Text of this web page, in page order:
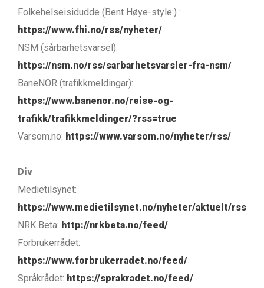
Folkehelseisidudde (Bent Høye-style:) :
https://www.fhi.no/rss/nyheter/
NSM (sårbarhetsvarsel):
https://nsm.no/rss/sarbarhetsvarsler-fra-nsm/
BaneNOR (trafikkmeldingar):
https://www.banenor.no/reise-og-
trafikk/trafikkmeldinger/?rss=true
Varsom.no: https://www.varsom.no/nyheter/rss/
Div
Medietilsynet:
https://www.medietilsynet.no/nyheter/aktuelt/rss
NRK Beta: http://nrkbeta.no/feed/
Forbrukerrådet:
https://www.forbrukerradet.no/feed/
Språkrådet: https://sprakradet.no/feed/